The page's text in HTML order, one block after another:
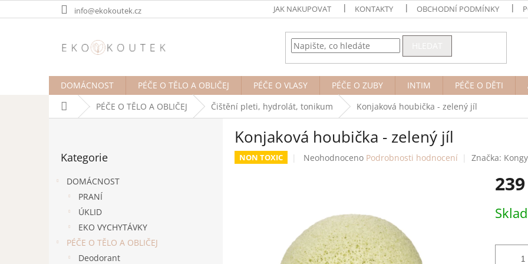
na
info@ekokoutek.cz JAK NAKUPOVAT KONTAKTY OBCHODNÍ PODMÍNKY
DOMÁCNOST PÉČE O TĚLO A OBLIČEJ PÉČE O VLASY PÉČE O ZUBY INTIM PÉČE O DĚTI
Domů PÉČE O TĚLO A OBLIČEJ Čištění pleti, hydrolát, tonikum Konjaková houbička - zelený jíl
kategorie
Kategorie
DOMÁCNOST
PRANÍ
ÚKLID
EKO VYCHYTÁVKY
PÉČE O TĚLO A OBLIČEJ
Deodorant
Konjaková houbička - zelený jíl
NON TOXIC
Průměrné
hvězdiček.
Neohodnoceno Podrobnosti hodnocení Značka: Kongy
cena: